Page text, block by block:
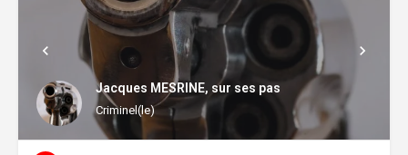
Jacques MESRINE, sur ses pas
Criminel(le)